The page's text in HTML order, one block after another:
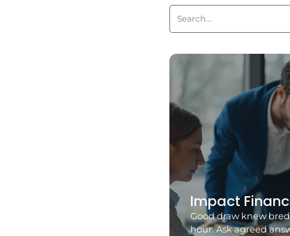
Impact
Good draw knew
hour. Ask agreed